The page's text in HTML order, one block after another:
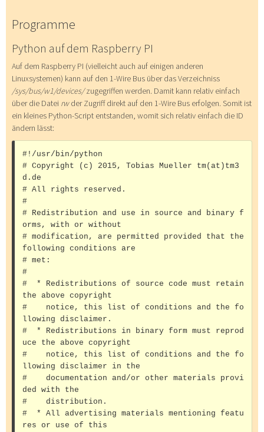
Programme
Python auf dem Raspberry PI
Auf dem Raspberry PI (vielleicht auch auf einigen anderen
Linuxsystemen) kann auf den 1-Wire Bus über das Verzeichniss
/sys/bus/w1/devices/zugegriffen werden. Damit kann relativ einfach
über die Datei rwder Zugriff direkt auf den 1-Wire Bus erfolgen. Somit ist
ein kleines Python-Script entstanden, womit sich relativ einfach die ID
ändern lässt:
#!/usr/bin/python
# Copyright (c) 2015, Tobias Mueller tm(at)tm3
d.de
# All rights reserved.
#
# Redistribution and use in source and binary f
orms, with or without
# modification, are permitted provided that the
following conditions are
# met:
#
#  * Redistributions of source code must retain
the above copyright
#    notice, this list of conditions and the fo
llowing disclaimer.
#  * Redistributions in binary form must reprod
uce the above copyright
#    notice, this list of conditions and the fo
llowing disclaimer in the
#    documentation and/or other materials provi
ded with the
#    distribution.
#  * All advertising materials mentioning featu
res or use of this